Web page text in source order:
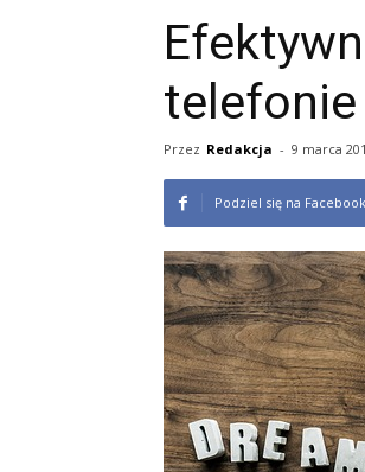
telefonie
Przez Redakcja - 9 marca
Podziel się na